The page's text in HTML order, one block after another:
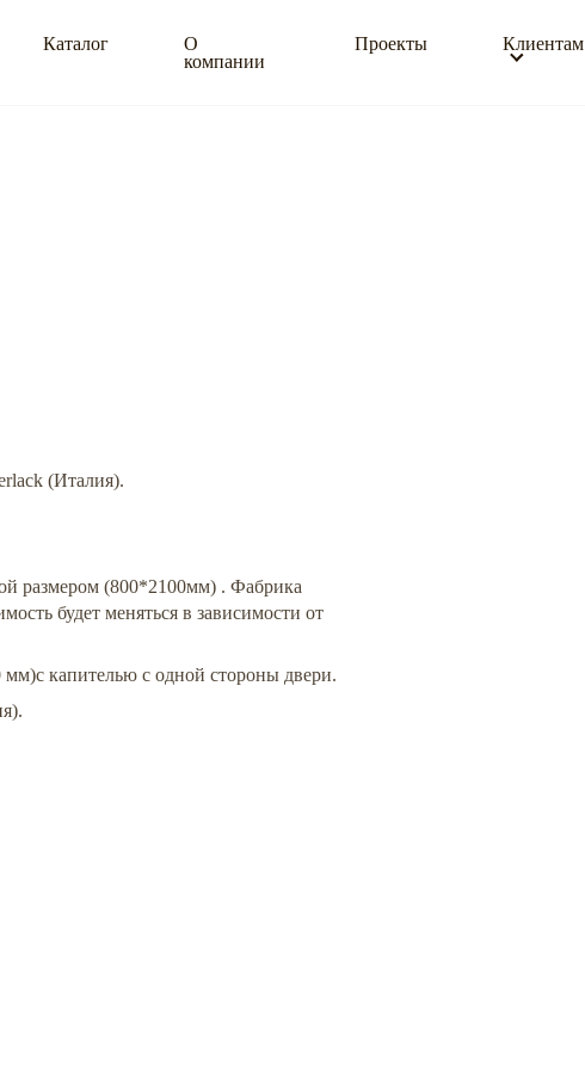
Каталог
О
компании
Проекты Клиентам
(Италия).
размером (800*2100мм) . Фабрика
будет меняться в зависимости от
мм)с капителью с одной стороны двери.